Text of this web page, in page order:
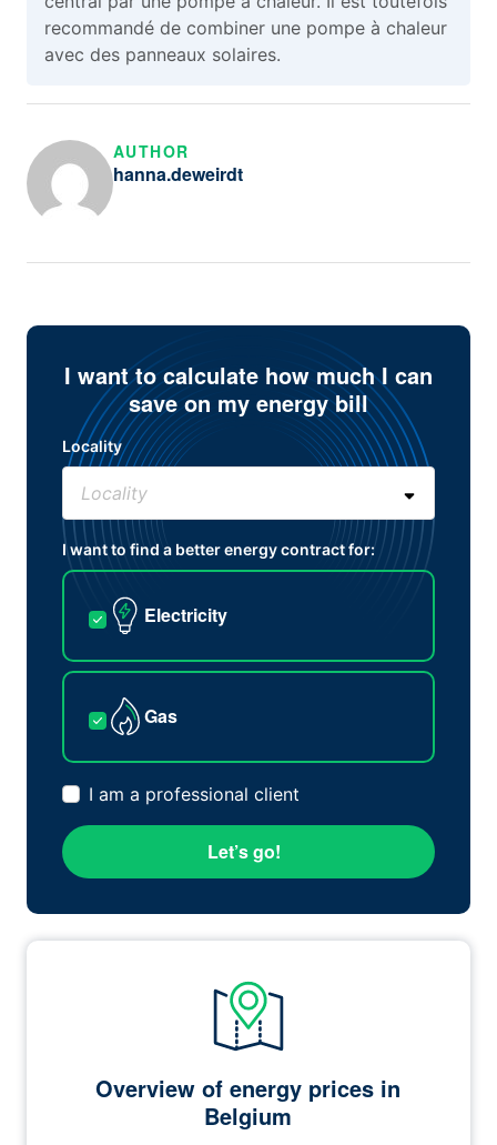
recommandé de combiner une pompe à chaleur
avec des panneaux solaires.
AUTHOR
hanna.deweirdt
I want to calculate how much I can
save on my energy bill
Locality
I want to find a better energy contract for:
Electricity
Gas
I am a professional client
Let’s go!
Overview of energy prices in
Belgium